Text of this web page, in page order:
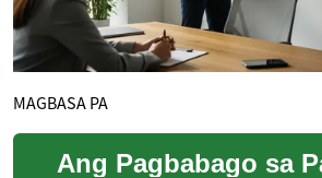
MAGBASA PA